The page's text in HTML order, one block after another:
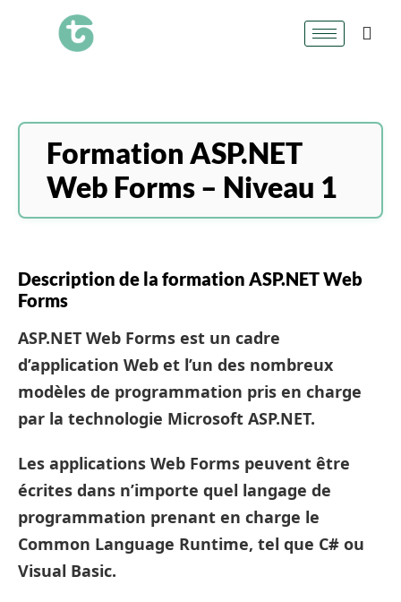
Formation ASP.NET
Web Forms – Niveau 1
Description de la formation ASP.NET Web
Forms
ASP.NET Web Forms est un cadre
d’application Web et l’un des nombreux
modèles de programmation pris en charge
par la technologie Microsoft ASP.NET.
Les applications Web Forms peuvent être
écrites dans n’importe quel langage de
programmation prenant en charge le
Common Language Runtime, tel que C# ou
Visual Basic.